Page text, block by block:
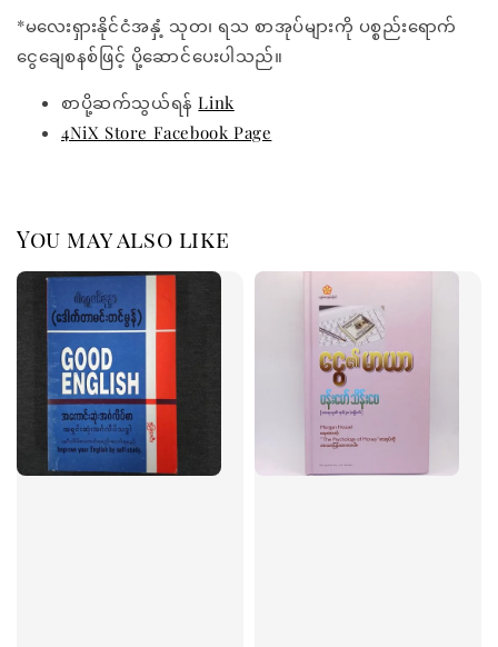
*မလေးရှားနိုင်ငံအနှံ့ သုတ၊ ရသ စာအုပ်များကို ပစ္စည်းရောက်
ငွေချေစနစ်ဖြင့် ပို့ဆောင်ပေးပါသည်။
စာပို့ဆက်သွယ်ရန်Link
4NiX Store Facebook Page
You may also like